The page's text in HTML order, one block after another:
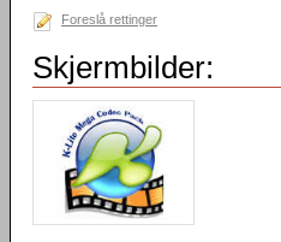
Foreslå rettinger
Skjermbilder: